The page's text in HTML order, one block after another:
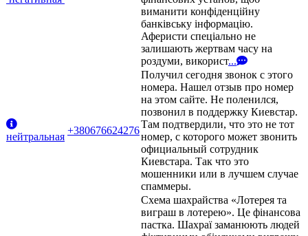
виманити конфіденційну
банківську інформацію.
Аферисти спеціально не
залишають жертвам часу на
роздуми, використ...
нейтральная
+380676624276
Получил сегодня звонок с этого
номера. Нашел отзыв про номер
на этом сайте. Не поленился,
позвонил в поддержку Киевстар.
Там подтвердили, что это не тот
номер, с которого может звонить
официальный сотрудник
Киевстара. Так что это
мошенники или в лучшем случае
спаммеры.
Схема шахрайства «Лотерея та
виграш в лотерею». Це фінансова
пастка. Шахраї заманюють людей